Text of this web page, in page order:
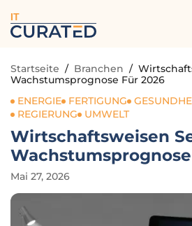
IT
Startseite / Branchen /
Wachstumsprognose Für 2026
ENERGIE
FERTIGUNG
REGIERUNG
UMWELT
Wirtschaftsweisen
Mai 27, 2026